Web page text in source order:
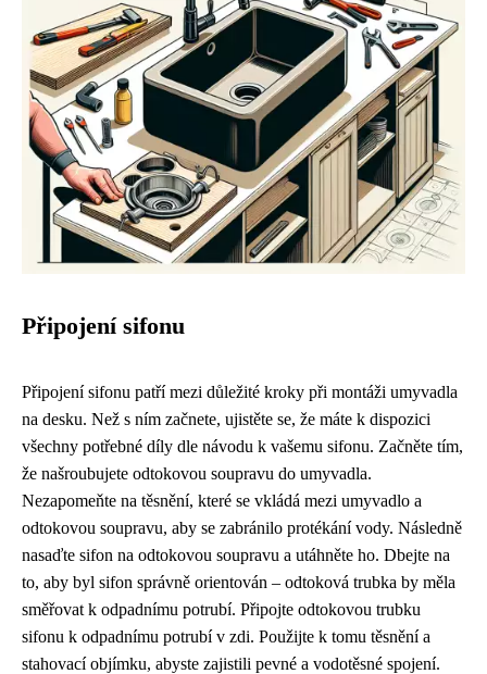
Připojení sifonu
Připojení sifonu patří mezi důležité kroky při montáži umyvadla
na desku. Než s ním začnete, ujistěte se, že máte k dispozici
všechny potřebné díly dle návodu k vašemu sifonu. Začněte tím,
že našroubujete odtokovou soupravu do umyvadla.
Nezapomeňte na těsnění, které se vkládá mezi umyvadlo a
odtokovou soupravu, aby se zabránilo protékání vody. Následně
nasaďte sifon na odtokovou soupravu a utáhněte ho. Dbejte na
to, aby byl sifon správně orientován – odtoková trubka by měla
směřovat k odpadnímu potrubí. Připojte odtokovou trubku
sifonu k odpadnímu potrubí v zdi. Použijte k tomu těsnění a
stahovací objímku, abyste zajistili pevné a vodotěsné spojení.